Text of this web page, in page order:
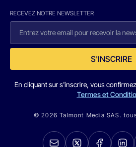
RECEVEZ NOTRE NEWSLETTER
S'INSCRIRE
En cliquant sur s'inscrire, vous
Termes et
© 2026 Talmont Media SAS.